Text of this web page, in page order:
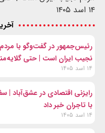
۱۴ اسد ۱۴۰۵
رئیس‌جمهور در گفت‌وگو با مردم:
نجیب ایران است | حتی
۱۴ اسد ۱۴۰۵
رایزنی اقتصادی در عشق‌آباد |
با تاجران خبر داد
۱۴ اسد ۱۴۰۵